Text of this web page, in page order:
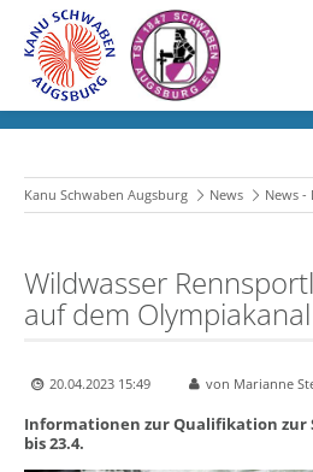
Kanu Schwaben Augsburg News News -
Wildwasser
auf dem Olympiakanal
20.04.2023 15:49 von Marianne
Informationen zur Qualifikation zur
bis 23.4.